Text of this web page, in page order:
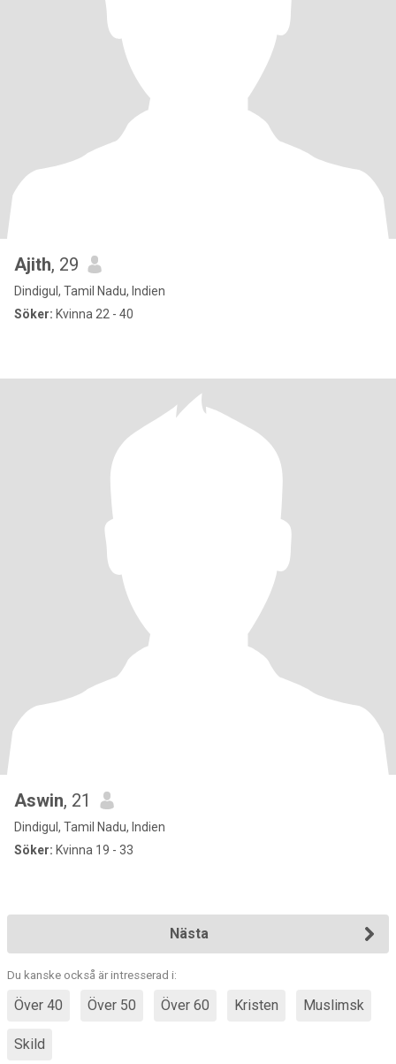
Ajith, 29
Dindigul, Tamil Nadu, Indien
Söker: Kvinna 22 - 40
Aswin, 21
Dindigul, Tamil Nadu, Indien
Söker: Kvinna 19 - 33
Nästa
Du kanske också är intresserad i:
Över 40 Över 50 Över 60 Kristen Muslimsk
Skild